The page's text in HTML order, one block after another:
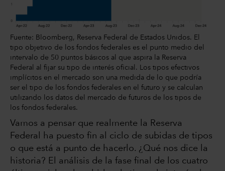
Fuente: Bloomberg, Reserva Federal de Estados Unidos. El
tipo objetivo de los fondos federales es el punto medio del
intervalo de 50 puntos básicos al que aspira la Reserva
Federal al fijar su tipo de interés oficial. Los tipos efectivos
implícitos en el mercado son una medida de lo que podría
ser el tipo de los fondos federales en el futuro y se calculan
utilizando los datos del mercado de futuros de los tipos de
los fondos federales.
Vamos a pensar que realmente la Reserva
Federal ha puesto fin al ciclo de subidas de tipos
o que está a punto de hacerlo. ¿Qué nos dice la
historia? El análisis de la fase final de los cuatro